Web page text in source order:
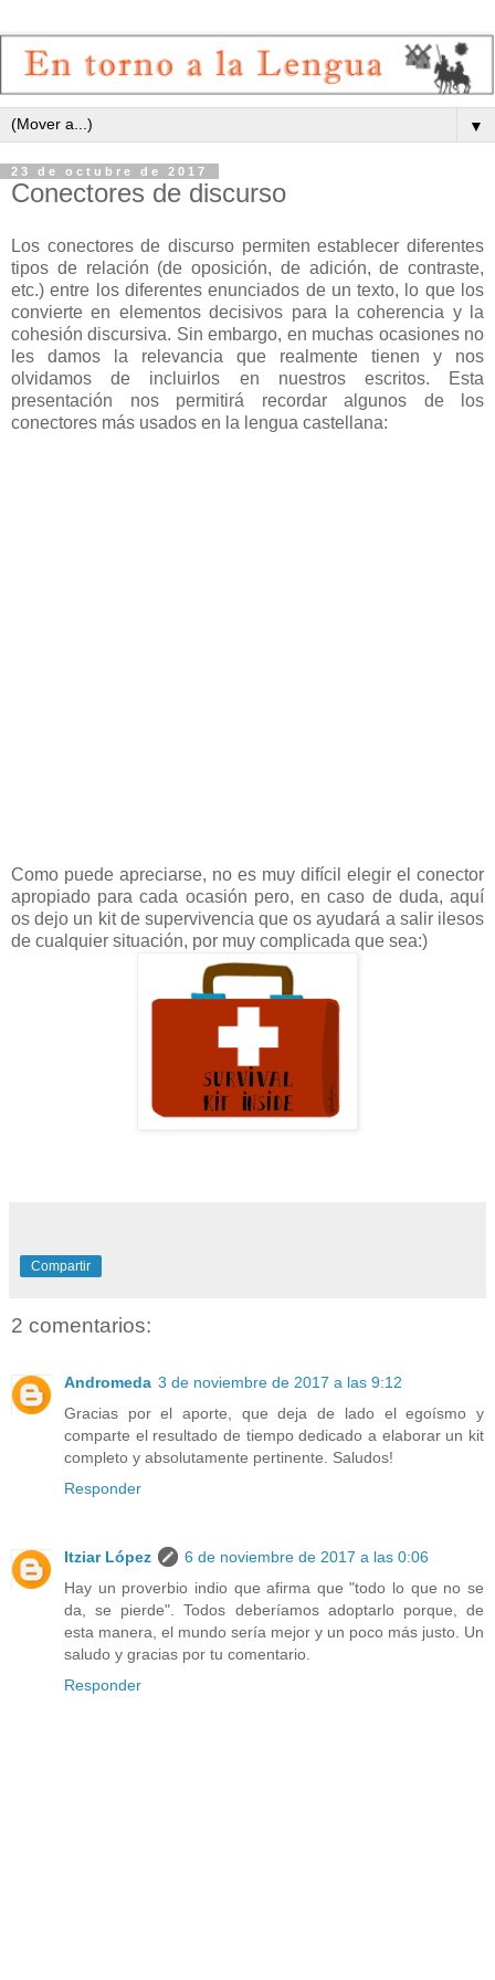
▼
23 de octubre de 2017
Conectores de discurso
Los conectores de discurso permiten establecer diferentes
tipos de relación (de oposición, de adición, de contraste,
etc.) entre los diferentes enunciados de un texto, lo que los
convierte en elementos decisivos para la coherencia y la
cohesión discursiva. Sin embargo, en muchas ocasiones no
les damos la relevancia que realmente tienen y nos
olvidamos de incluirlos en nuestros escritos. Esta
presentación nos permitirá recordar algunos de los
conectores más usados en la lengua castellana:
Como puede apreciarse, no es muy difícil elegir el conector
apropiado para cada ocasión pero, en caso de duda, aquí
os dejo un kit de supervivencia que os ayudará a salir ilesos
de cualquier situación, por muy complicada que sea:)
Compartir
2 comentarios:
Andromeda 3 de noviembre de 2017 a las 9:12
Gracias por el aporte, que deja de lado el egoísmo y
comparte el resultado de tiempo dedicado a elaborar un kit
completo y absolutamente pertinente. Saludos!
Responder
Itziar López
6 de noviembre de 2017 a las 0:06
Hay un proverbio indio que afirma que "todo lo que no se
da, se pierde". Todos deberíamos adoptarlo porque, de
esta manera, el mundo sería mejor y un poco más justo. Un
saludo y gracias por tu comentario.
Responder